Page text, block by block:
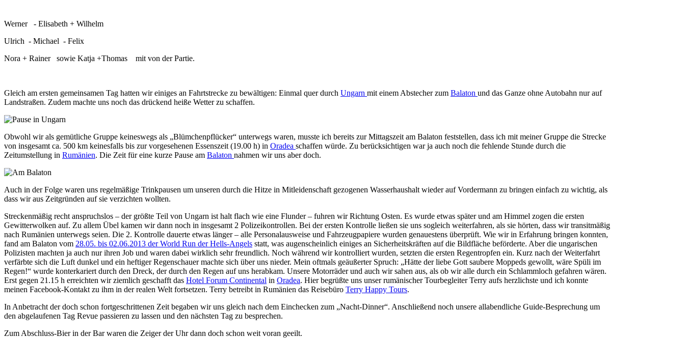
Werner
- Elisabeth + Wilhelm
Ulrich - Michael - Felix
Nora + Rainer
sowie Katja +Thomas mit von der Partie.
Gleich am ersten gemeinsamen Tag hatten wir einiges an Fahrtstrecke zu bewältigen: Einmal quer durch Ungarn mit einem Abstecher zum Balaton und das Ganze ohne Autobahn nur auf
Landstraßen. Zudem machte uns noch das drückend heiße Wetter zu schaffen.
Obwohl wir als gemütliche Gruppe keineswegs als „Blümchenpflücker“ unterwegs waren, musste ich bereits zur Mittagszeit am Balaton feststellen, dass ich mit meiner Gruppe die Strecke
von insgesamt ca. 500 km keinesfalls bis zur vorgesehenen Essenszeit (19.00 h) in Oradea schaffen würde. Zu berücksichtigen war ja auch noch die fehlende Stunde durch die
Zeitumstellung in Rumänien. Die Zeit für eine kurze Pause am Balaton nahmen wir uns aber doch.
Auch in der Folge waren uns regelmäßige Trinkpausen um unseren durch die Hitze in Mitleidenschaft gezogenen Wasserhaushalt wieder auf Vordermann zu bringen einfach zu wichtig, als
dass wir aus Zeitgründen auf sie verzichten wollten.
Streckenmäßig recht anspruchslos – der größte Teil von Ungarn ist halt flach wie eine Flunder – fuhren wir Richtung Osten. Es wurde etwas später und am Himmel zogen die ersten
Gewitterwolken auf. Zu allem Übel kamen wir dann noch in insgesamt 2 Polizeikontrollen. Bei der ersten Kontrolle ließen sie uns sogleich weiterfahren, als sie hörten, dass wir transitmäßig
nach Rumänien unterwegs seien. Die 2. Kontrolle dauerte etwas länger – alle Personalausweise und Fahrzeugpapiere wurden genauestens überprüft. Wie wir in Erfahrung bringen konnten,
fand am Balaton vom 28.05. bis 02.06.2013 der World Run der Hells-Angels statt, was augenscheinlich einiges an Sicherheitskräften auf die Bildfläche beförderte. Aber die ungarischen
Polizisten machten ja auch nur ihren Job und waren dabei wirklich sehr freundlich. Noch während wir kontrolliert wurden, setzten die ersten Regentropfen ein. Kurz nach der Weiterfahrt
verfärbte sich die Luft dunkel und ein heftiger Regenschauer machte sich über uns nieder. Mein oftmals geäußerter Spruch: „Hätte der liebe Gott saubere Moppeds gewollt, wäre Spüli im
Regen!“ wurde konterkariert durch den Dreck, der durch den Regen auf uns herabkam. Unsere Motorräder und auch wir sahen aus, als ob wir alle durch ein Schlammloch gefahren wären.
Erst gegen 21.15 h erreichten wir ziemlich geschafft das Hotel Forum Continental in Oradea. Hier begrüßte uns unser rumänischer Tourbegleiter Terry aufs herzlichste und ich konnte
meinen Facebook-Kontakt zu ihm in der realen Welt fortsetzen. Terry betreibt in Rumänien das Reisebüro Terry Happy Tours.
In Anbetracht der doch schon fortgeschrittenen Zeit begaben wir uns gleich nach dem Einchecken zum „Nacht-Dinner“. Anschließend noch unsere allabendliche Guide-Besprechung um
den abgelaufenen Tag Revue passieren zu lassen und den nächsten Tag zu besprechen.
Zum Abschluss-Bier in der Bar waren die Zeiger der Uhr dann doch schon weit voran geeilt.